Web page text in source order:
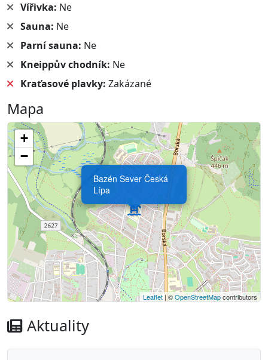
Vířivka: Ne
Sauna: Ne
Parní sauna: Ne
Kneippův chodník: Ne
Kraťasové plavky: Zakázané
Mapa
Bazén Sever Česká
Lípa
+
−
Leaflet | ©OpenStreetMapcontributors
Aktuality